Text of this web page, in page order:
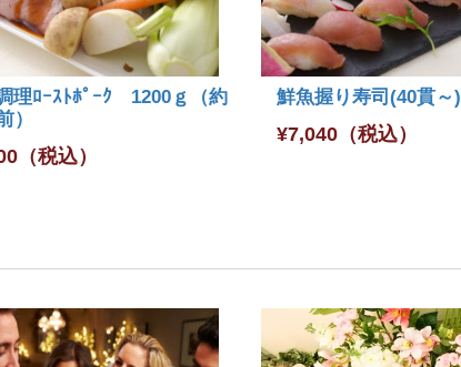
理ﾛｰｽﾄﾎﾟｰｸ 1200ｇ（約
）
（税込）
鮮魚握り寿司(40貫～)
¥7,040 （税込）